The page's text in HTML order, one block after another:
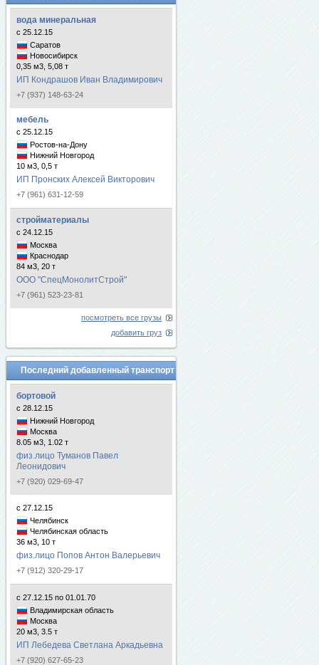
вода минеральная
с 25.12.15
Саратов
Новосибирск
0,35 м3, 5,08 т
ИП Кондрашов Иван Владимирович
+7 (937) 148-63-24
мебель
с 25.12.15
Ростов-на-Дону
Нижний Новгород
10 м3, 0,5 т
ИП Пронских Алексей Викторович
+7 (961) 631-12-59
стройматериалы
с 24.12.15
Москва
Краснодар
84 м3, 20 т
ООО "СпецМонолитСтрой"
+7 (961) 523-23-81
посмотреть все грузы
добавить груз
Последний добавленный транспорт
бортовой
с 28.12.15
Нижний Новгород
Москва
8.05 м3, 1.02 т
физ.лицо Туманов Павел
Леонидович
+7 (920) 029-69-47
с 27.12.15
Челябинск
Челябинская область
36 м3, 10 т
физ.лицо Попов Антон Валерьевич
+7 (912) 320-29-17
с 27.12.15 по 01.01.70
Владимирская область
Москва
20 м3, 3.5 т
ИП Лебедева Светлана Аркадьевна
+7 (920) 627-65-23